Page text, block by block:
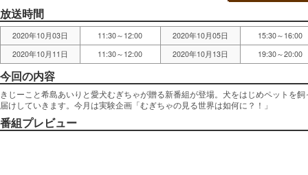
放送時間
2020年10月03日 11:30～12:00 2020年10月05日
15:30～16:00
2020年10月11日
11:30～12:00 2020年10月13日 19:30～20:00
今回の内容
きじーこと希島あいりと愛犬むぎちゃが贈る新番組が登場。犬をはじめペットを
届けしていきます。今月は実験企画「むぎちゃの見る世界は如何に？！」
番組プレビュー